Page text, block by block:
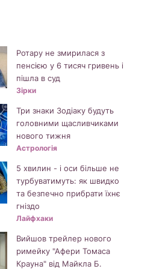
Ротару не змирилася з
пенсією у 6 тисяч гривень і
пішла в суд
Зірки
Три знаки Зодіаку будуть
головними щасливчиками
нового тижня
Астрологія
5 хвилин - і оси більше не
турбуватимуть: як швидко
та безпечно прибрати їхнє
гніздо
Лайфхаки
Вийшов трейлер нового
римейку "Афери Томаса
Крауна" від Майкла Б.